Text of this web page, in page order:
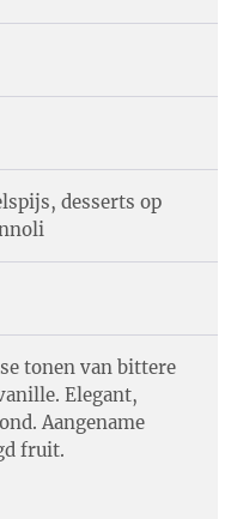
desserts op
tonen van bittere
Elegant,
Aangename
fruit.